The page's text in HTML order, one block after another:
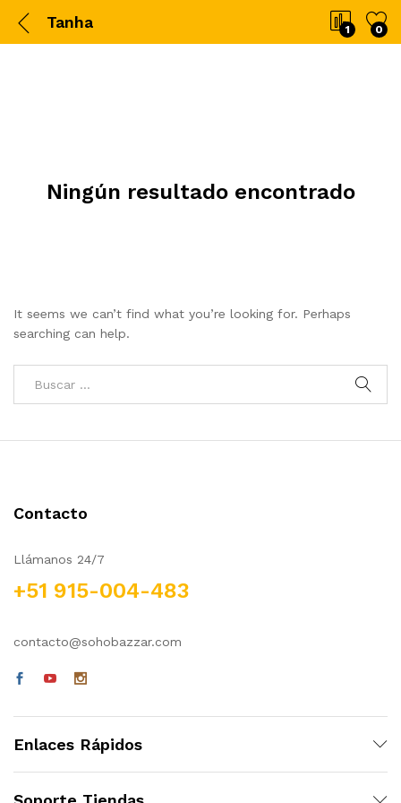
Tanha 1 0
Ningún resultado encontrado
It seems we can’t find what you’re looking for. Perhaps
searching can help.
Contacto
Llámanos 24/7
+51 915-004-483
contacto@sohobazzar.com
Enlaces Rápidos